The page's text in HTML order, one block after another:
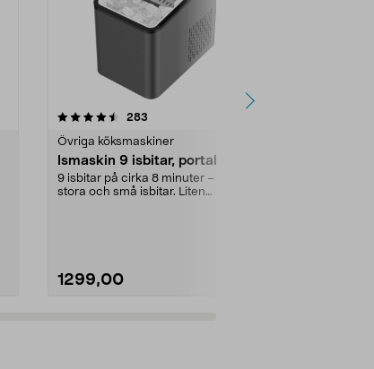
283
Övriga köksmaskiner
Ismaskin 9 isbitar, portabel
9 isbitar på cirka 8 minuter – gör
stora och små isbitar. Liten
1299,00
4.0 av 5 stjärnor